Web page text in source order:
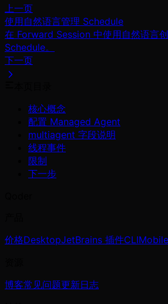
上一页
使用自然语言管理 Schedule
在 Forward Session 中使用自然语言
Schedule。
下一页
核心概念
配置 Managed Agent
multiagent 字段说明
线程事件
限制
下一步
价格DesktopJetBrains 插件CLIMobile
博客常见问题更新日志